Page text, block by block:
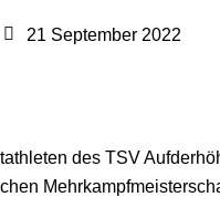
21 September 2022
des TSV